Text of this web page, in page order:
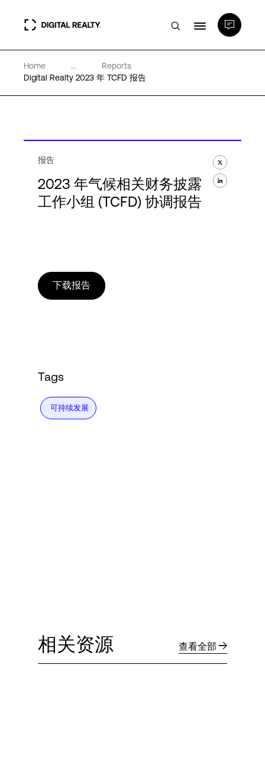
数据中心
专业知识和资源
Language
Home ...
Reports
Digital Realty 2023 年 TCFD 报告
报告
2023 年气候相关财务披露
工作小组 (TCFD) 协调报告
下载报告
Tags
可持续发展
相关资源 查看全部